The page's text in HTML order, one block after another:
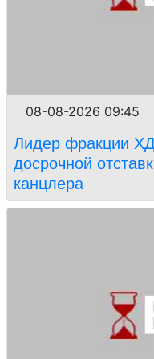
08-08-2026 09:45
Лидер фракции
досрочной
канцлера